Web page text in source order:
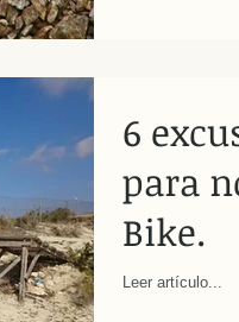
6
para
Bike.
Leer artículo...